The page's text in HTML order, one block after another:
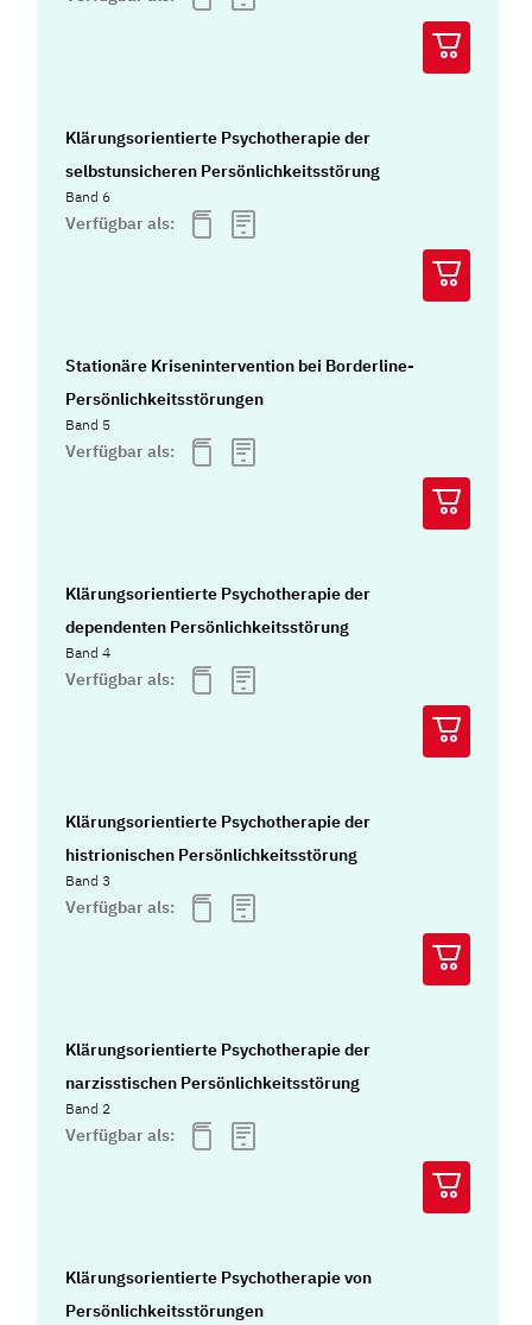
Klärungsorientierte Psychotherapie der
selbstunsicheren Persönlichkeitsstörung
Band 6
Verfügbar als:
Stationäre Krisenintervention bei Borderline-
Persönlichkeitsstörungen
Band 5
Verfügbar als:
Klärungsorientierte Psychotherapie der
dependenten Persönlichkeitsstörung
Band 4
Verfügbar als:
Klärungsorientierte Psychotherapie der
histrionischen Persönlichkeitsstörung
Band 3
Verfügbar als:
Klärungsorientierte Psychotherapie der
narzisstischen Persönlichkeitsstörung
Band 2
Verfügbar als:
Klärungsorientierte Psychotherapie von
Persönlichkeitsstörungen